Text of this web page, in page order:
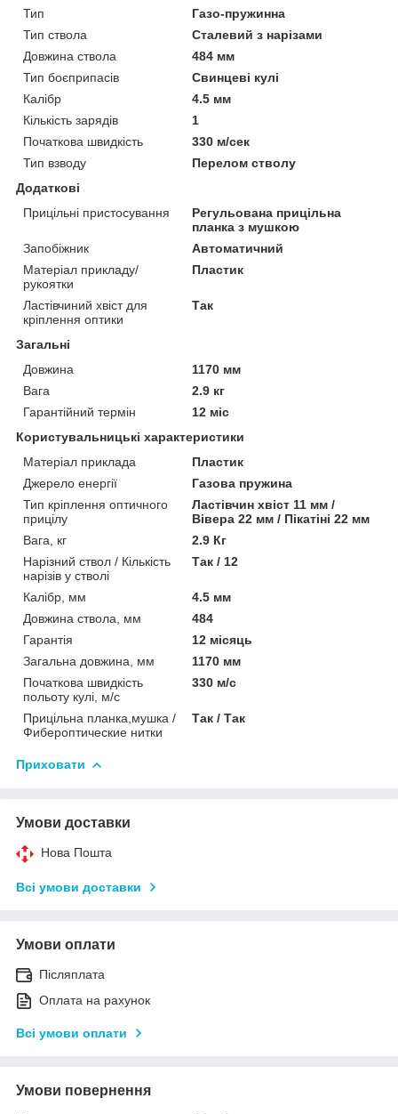
Тип
Газо-пружинна
Тип ствола
Сталевий з нарізами
Довжина ствола
484 мм
Тип боєприпасів
Свинцеві кулі
Калібр
4.5 мм
Кількість зарядів
1
Початкова швидкість
330 м/сек
Тип взводу
Перелом стволу
Додаткові
Прицільні пристосування
Регульована прицільна
планка з мушкою
Запобіжник
Автоматичний
Матеріал прикладу/
рукоятки
Пластик
Ластівчиний хвіст для
кріплення оптики
Так
Загальні
Довжина
1170 мм
Вага
2.9 кг
Гарантійний термін
12 міс
Користувальницькі характеристики
Матеріал приклада
Пластик
Джерело енергії
Газова пружина
Тип кріплення оптичного
прицілу
Ластівчин хвіст 11 мм /
Вівера 22 мм / Пікатіні 22 мм
Вага, кг
2.9 Кг
Нарізний ствол / Кількість
нарізів у стволі
Так / 12
Калібр, мм
4.5 мм
Довжина ствола, мм
484
Гарантія
12 місяць
Загальна довжина, мм
1170 мм
Початкова швидкість
польоту кулі, м/с
330 м/с
Прицільна планка,мушка /
Фибероптические нитки
Так / Так
Приховати
Умови доставки
Нова Пошта
Всі умови доставки
Умови оплати
Післяплата
Оплата на рахунок
Всі умови оплати
Умови повернення